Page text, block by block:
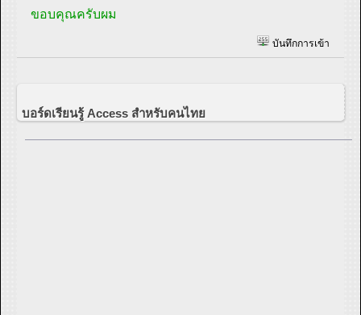
ขอบคุณครับผม
บันทึกการเข้า
บอร์ดเรียนรู้ Access สำหรับคนไทย